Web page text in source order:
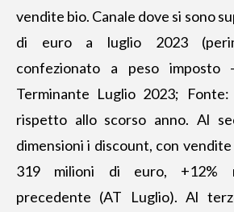
vendite bio. Canale dove si sono
di euro a luglio 2023
confezionato a peso imposto
Terminante Luglio 2023;
rispetto allo scorso anno. Al
dimensioni i discount, con
319 milioni di euro, +12%
precedente (AT Luglio). Al